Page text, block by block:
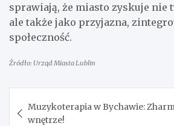
sprawiają, że miasto zyskuje
ale także jako przyjazna,
społeczność.
Źródło: Urząd Miasta Lublin
wpisu
Muzykoterapia w Bychawie:
wnętrze!